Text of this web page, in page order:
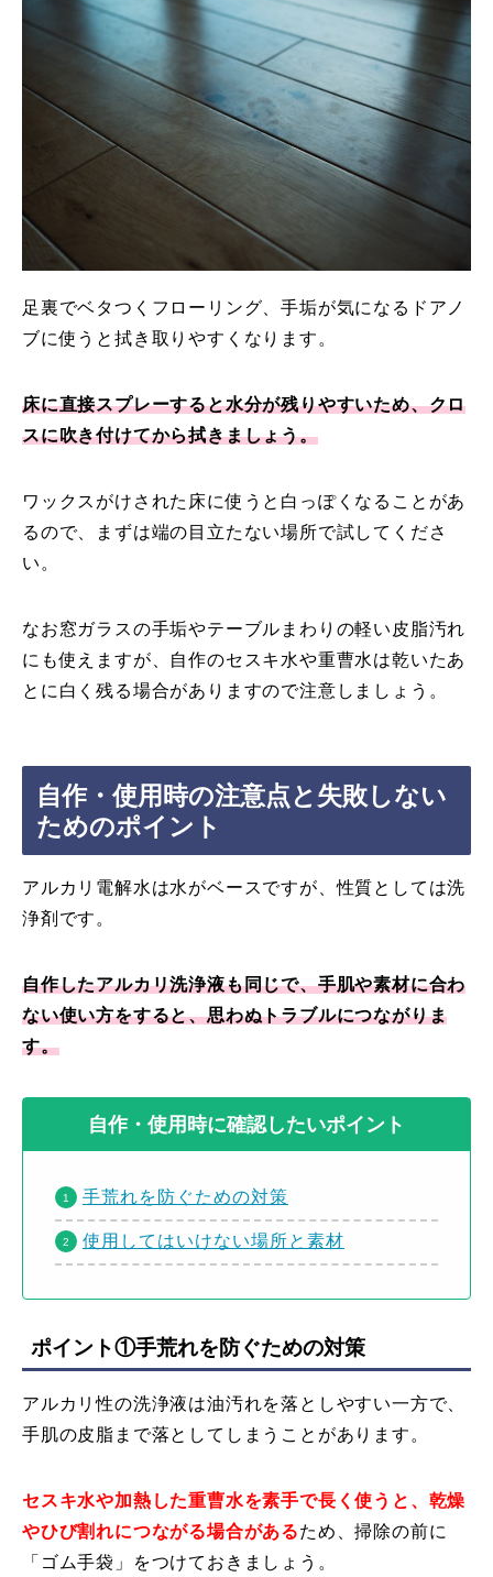
足裏でベタつくフローリング、手垢が気になるドアノ
ブに使うと拭き取りやすくなります。
床に直接スプレーすると水分が残りやすいため、クロ
スに吹き付けてから拭きましょう。
ワックスがけされた床に使うと白っぽくなることがあ
るので、まずは端の目立たない場所で試してくださ
い。
なお窓ガラスの手垢やテーブルまわりの軽い皮脂汚れ
にも使えますが、自作のセスキ水や重曹水は乾いたあ
とに白く残る場合がありますので注意しましょう。
自作・使用時の注意点と失敗しない
ためのポイント
アルカリ電解水は水がベースですが、性質としては洗
浄剤です。
自作したアルカリ洗浄液も同じで、手肌や素材に合わ
ない使い方をすると、思わぬトラブルにつながりま
す。
自作・使用時に確認したいポイント
手荒れを防ぐための対策
使用してはいけない場所と素材
ポイント①手荒れを防ぐための対策
アルカリ性の洗浄液は油汚れを落としやすい一方で、
手肌の皮脂まで落としてしまうことがあります。
セスキ水や加熱した重曹水を素手で長く使うと、乾燥
やひび割れにつながる場合があるため、掃除の前に
「ゴム手袋」をつけておきましょう。